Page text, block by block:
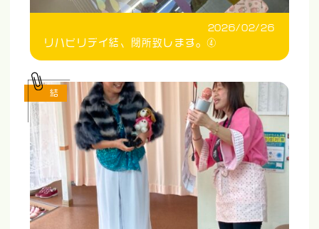
2026/02/26
リハビリデイ結、閉所致します。④
結